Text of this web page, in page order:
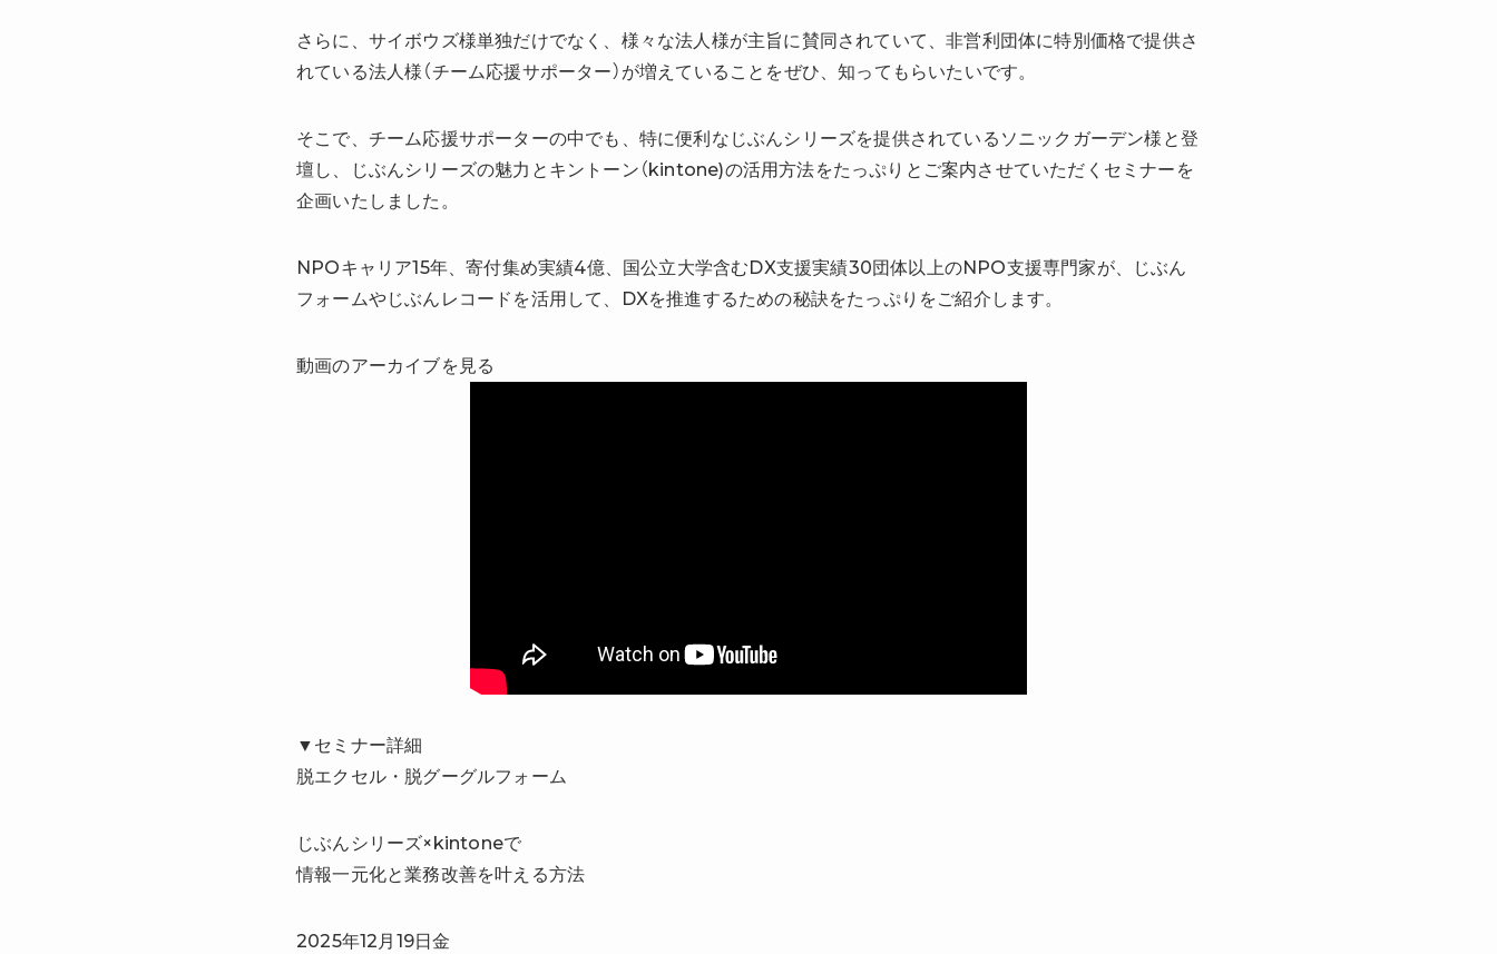
さらに、サイボウズ様単独だけでなく、様々な法人様が主旨に賛同されていて、非営利団体に特別価格で提供さ
れている法人様（チーム応援サポーター）が増えていることをぜひ、知ってもらいたいです。
そこで、チーム応援サポーターの中でも、特に便利なじぶんシリーズを提供されているソニックガーデン様と登
壇し、じぶんシリーズの魅力とキントーン（kintone)の活用方法をたっぷりとご案内させていただくセミナーを
企画いたしました。
NPOキャリア15年、寄付集め実績4億、国公立大学含むDX支援実績30団体以上のNPO支援専門家が、じぶん
フォームやじぶんレコードを活用して、DXを推進するための秘訣をたっぷりをご紹介します。
動画のアーカイブを見る
▼セミナー詳細
脱エクセル・脱グーグルフォーム
じぶんシリーズ×kintoneで
情報一元化と業務改善を叶える方法
2025年12月19日金